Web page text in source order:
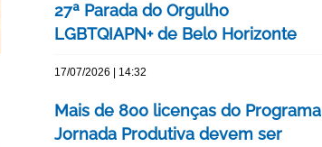
27ª Parada do Orgulho
LGBTQIAPN+ de Belo Horizonte
17/07/2026 | 14:32
Mais de 800 licenças do Programa
Jornada Produtiva devem ser